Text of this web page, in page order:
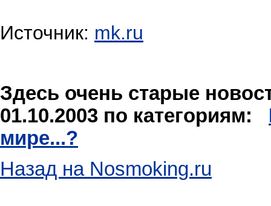
Источник: mk.ru
Здесь очень старые
01.10.2003 по категориям:
мире...?
Назад на Nosmoking.ru